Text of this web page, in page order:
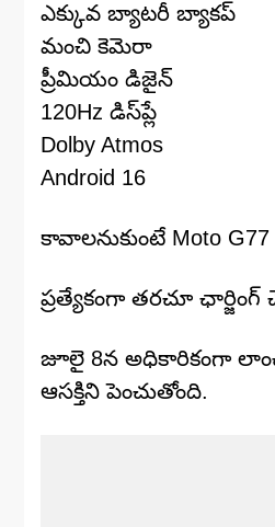
ఎక్కువ బ్యాటరీ బ్యాకప్
మంచి కెమెరా
ప్రీమియం డిజైన్
120Hz డిస్‌ప్లే
Dolby Atmos
Android 16
కావాలనుకుంటే Moto
ప్రత్యేకంగా తరచూ
జూలై 8న అధికారికంగా
ఆసక్తిని పెంచుతోంది.